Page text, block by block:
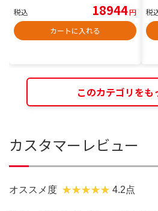
税込 18944円
カートに入れる
税
このカテゴリをも
カスタマーレビュー
オススメ度 4.2点